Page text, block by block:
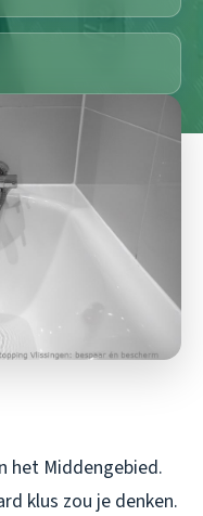
het Middengebied.
klus zou je denken.